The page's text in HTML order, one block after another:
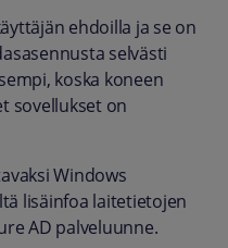
ehdoilla ja se on
selvästi
koska koneen
sovellukset on
Windows
lisäinfoa laitetietojen
AD palveluunne.